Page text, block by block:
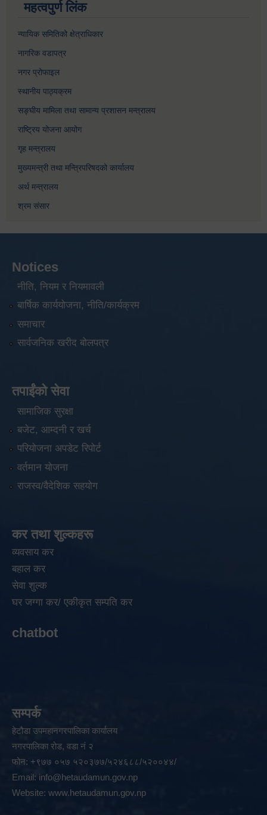
महत्वपुर्ण लिंक
न्यायिक समितिको क्षेत्राधिकार
नागरिक वडापत्र
नगर प्रोफाइल
स्थानीय पाठ्यक्रम
सङ्घीय मामिला तथा सामान्य प्रशासन मन्त्रालय
राष्ट्रिय योजना आयोग
गृह मन्त्रालय
मुख्यमन्त्री तथा मन्त्रिपरिषदको कार्यालय
अर्थ मन्त्रालय
श्रम संसार
Notices
नीति, नियम र नियमावली
बार्षिक कार्ययोजना, नीति/कार्यक्रम
समाचार
सार्वजनिक खरीद बोलपत्र
तपाईंको सेवा
सामाजिक सुरक्षा
बजेट, आम्दनी र खर्च
परियोजना अपडेट रिपोर्ट
वर्तमान योजना
राजस्व/वैदेशिक सहयोग
कर तथा शुल्कहरू
व्यवसाय कर
बहाल कर
सेवा शुल्क
घर जग्गा कर/ एकीकृत सम्पति कर
chatbot
सम्पर्क
हेटौडा उपमहानगरपालिका कार्यालय
नगरपालिका रोड, वडा नं २
फोन: +९७७ ०५७ ५२०३७७/५२४६८८/५२००४४/
Email: info@hetaudamun.gov.np
Website: www.hetaudamun.gov.np